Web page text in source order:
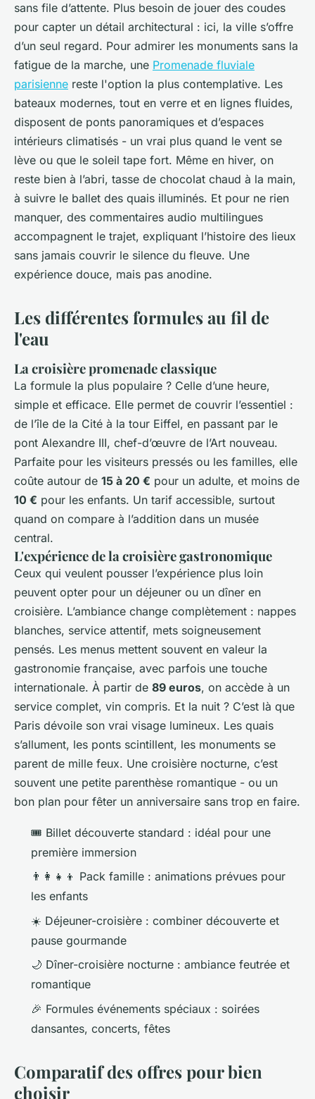
sans file d’attente. Plus besoin de jouer des coudes
pour capter un détail architectural : ici, la ville s’offre
d’un seul regard. Pour admirer les monuments sans la
fatigue de la marche, une Promenade fluviale
parisienne reste l'option la plus contemplative. Les
bateaux modernes, tout en verre et en lignes fluides,
disposent de ponts panoramiques et d’espaces
intérieurs climatisés - un vrai plus quand le vent se
lève ou que le soleil tape fort. Même en hiver, on
reste bien à l’abri, tasse de chocolat chaud à la main,
à suivre le ballet des quais illuminés. Et pour ne rien
manquer, des commentaires audio multilingues
accompagnent le trajet, expliquant l’histoire des lieux
sans jamais couvrir le silence du fleuve. Une
expérience douce, mais pas anodine.
Les différentes formules au fil de
l'eau
La croisière promenade classique
La formule la plus populaire ? Celle d’une heure,
simple et efficace. Elle permet de couvrir l’essentiel :
de l’île de la Cité à la tour Eiffel, en passant par le
pont Alexandre III, chef-d’œuvre de l’Art nouveau.
Parfaite pour les visiteurs pressés ou les familles, elle
coûte autour de 15 à 20 € pour un adulte, et moins de
10 € pour les enfants. Un tarif accessible, surtout
quand on compare à l’addition dans un musée
central.
L'expérience de la croisière gastronomique
Ceux qui veulent pousser l’expérience plus loin
peuvent opter pour un déjeuner ou un dîner en
croisière. L’ambiance change complètement : nappes
blanches, service attentif, mets soigneusement
pensés. Les menus mettent souvent en valeur la
gastronomie française, avec parfois une touche
internationale. À partir de 89 euros, on accède à un
service complet, vin compris. Et la nuit ? C’est là que
Paris dévoile son vrai visage lumineux. Les quais
s’allument, les ponts scintillent, les monuments se
parent de mille feux. Une croisière nocturne, c’est
souvent une petite parenthèse romantique - ou un
bon plan pour fêter un anniversaire sans trop en faire.
🎟️ Billet découverte standard : idéal pour une
première immersion
👨‍👩‍👧‍👦 Pack famille : animations prévues pour
les enfants
☀️ Déjeuner-croisière : combiner découverte et
pause gourmande
🌙 Dîner-croisière nocturne : ambiance feutrée et
romantique
🎉 Formules événements spéciaux : soirées
dansantes, concerts, fêtes
Comparatif des offres pour bien
choisir